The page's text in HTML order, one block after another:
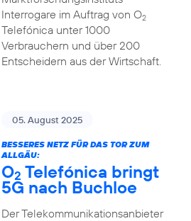
Interrogare im Auftrag von O2
Telefónica unter 1000
Verbrauchern und über 200
Entscheidern aus der Wirtschaft.
05. August 2025
BESSERES NETZ FÜR DAS TOR ZUM
ALLGÄU:
O2 Telefónica bringt
5G nach Buchloe
Der Telekommunikationsanbieter